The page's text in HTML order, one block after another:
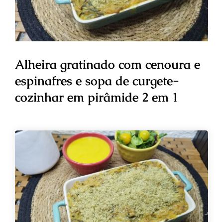
Alheira gratinado com cenoura e
espinafres e sopa de curgete-
cozinhar em pirâmide 2 em 1